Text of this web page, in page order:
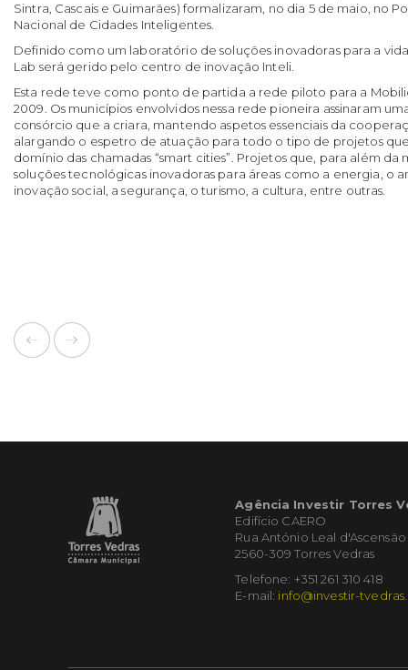
Sintra, Cascais e Guimarães) formalizaram, no dia 5 de maio, no
Nacional de Cidades Inteligentes.
Definido como um laboratório de soluções inovadoras para a
Lab será gerido pelo centro de inovação Inteli.
Esta rede teve como ponto de partida a rede piloto para a
2009. Os municípios envolvidos nessa rede pioneira assinaram
consórcio que a criara, mantendo aspetos essenciais da
alargando o espetro de atuação para todo o tipo de projetos
domínio das chamadas “smart cities”. Projetos que, para além
soluções tecnológicas inovadoras para áreas como a energia, o
inovação social, a segurança, o turismo, a cultura, entre outras.
Agência Investir Torres
Edifício CAERO
Rua António Leal d'Ascensão
2560-309 Torres Vedras
Telefone: +351 261 310 418
E-mail: info@investir-